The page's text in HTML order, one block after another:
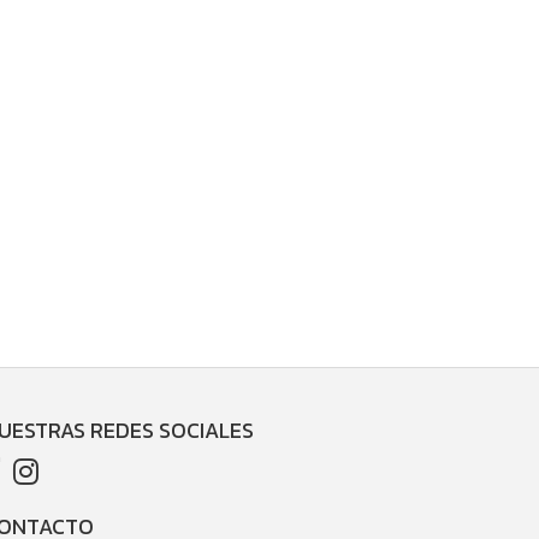
REDES SOCIALES